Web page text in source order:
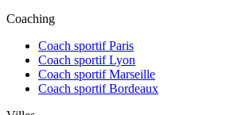
Coaching
Coach sportif Paris
Coach sportif Lyon
Coach sportif Marseille
Coach sportif Bordeaux